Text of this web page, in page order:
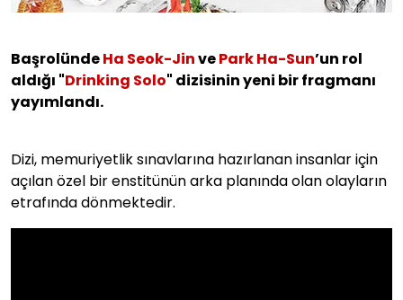
BaşrolündeHa Seok-JinvePark Ha-Sun’un rol
aldığı "Drinking Solo" dizisinin yeni bir fragmanı
yayımlandı.
Dizi, memuriyetlik sınavlarına hazırlanan insanlar için
açılan özel bir enstitünün arka planında olan olayların
etrafında dönmektedir.